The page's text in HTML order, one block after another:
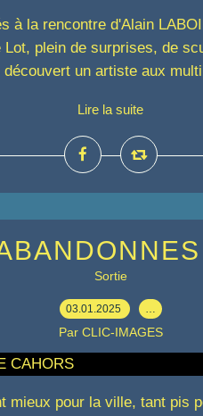
à la rencontre d'Alain
Lot, plein de surprises, de
un artiste aux
Lire la suite
Sortie
03.01.2025 …
Par CLIC-IMAGES
mieux pour la ville, tant pis